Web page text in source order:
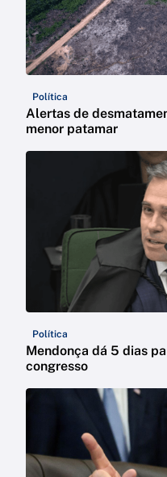
Política
Alertas de
menor patamar
Política
Mendonça dá 5 dias
congresso